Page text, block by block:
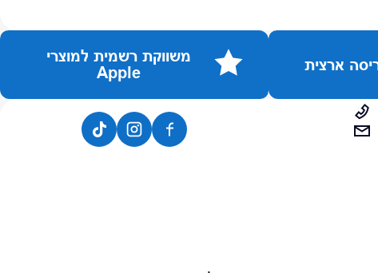
משווקת רשמית למוצרי
Apple